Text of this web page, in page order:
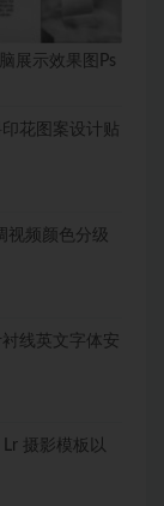
展示效果图Ps
花图案设计贴
视频颜色分级
线英文字体安
摄影模板以